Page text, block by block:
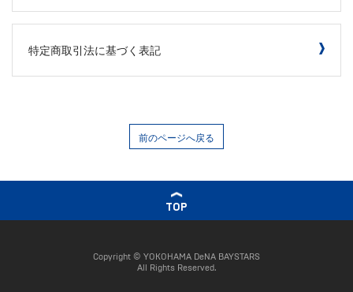
特定商取引法に基づく表記
前のページへ戻る
TOP
Copyright © YOKOHAMA DeNA BAYSTARS
All Rights Reserved.